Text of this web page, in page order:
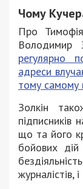
Чому
Про
Володимир
регулярно
адреси
тому самому
Золкін
підписників
що та його
бойових
журналістів,